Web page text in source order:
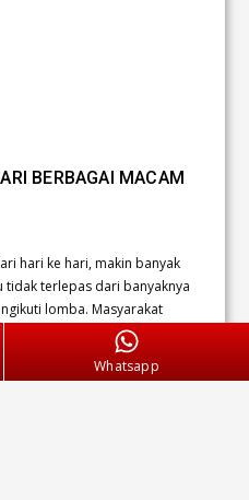
BERBAGAI MACAM
hari ke hari, makin banyak
tidak terlepas dari banyaknya
lomba. Masyarakat
30 JULI 2021
Whatsapp